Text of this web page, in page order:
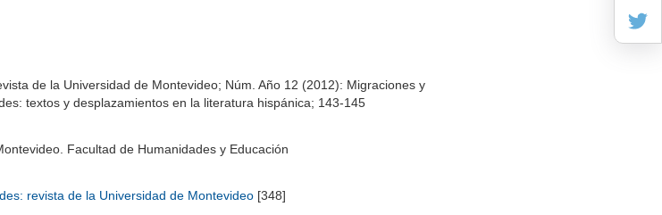
de la Universidad de Montevideo; Núm. Año 12 (2012): Migraciones y
textos y desplazamientos en la literatura hispánica; 143-145
Facultad de Humanidades y Educación
revista de la Universidad de Montevideo [348]